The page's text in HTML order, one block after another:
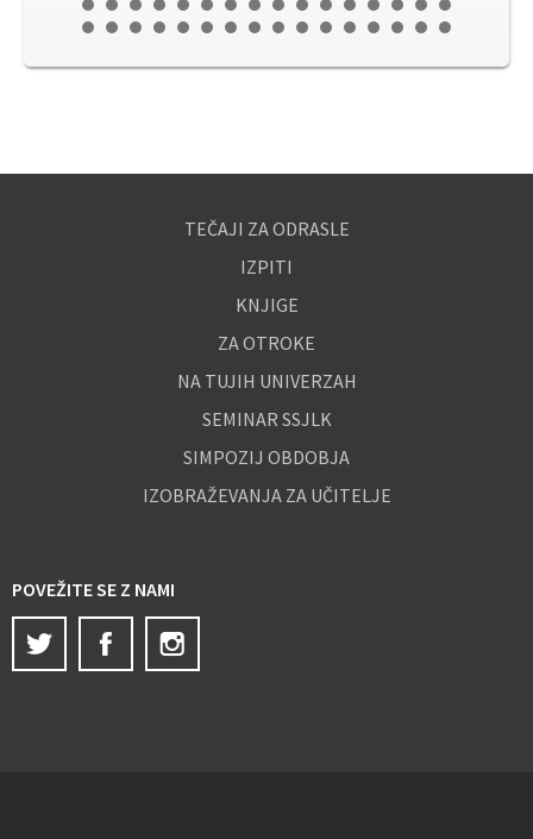
TEČAJI ZA ODRASLE
IZPITI
KNJIGE
ZA OTROKE
NA TUJIH UNIVERZAH
SEMINAR SSJLK
SIMPOZIJ OBDOBJA
IZOBRAŽEVANJA ZA UČITELJE
POVEŽITE SE Z NAMI
Twitter
Facebook